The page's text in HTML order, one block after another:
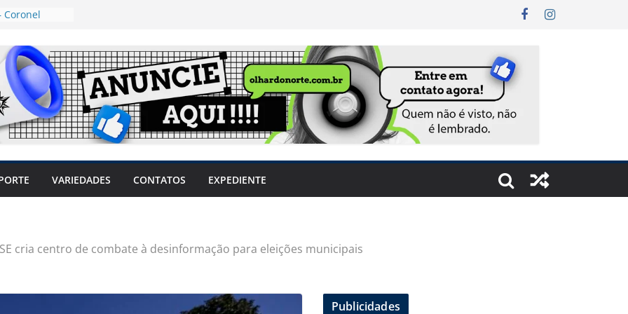
Coronel
mulheres
travar o
produtores
sem
sintomas,
VARIEDADES CONTATOS EXPEDIENTE
cria centro de combate à desinformação para eleições municipais
Publicidades